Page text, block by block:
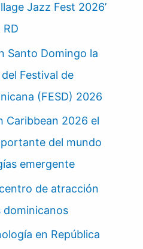
Jazz Fest 2026’
Santo Domingo la
Festival de
(FESD) 2026
Caribbean 2026 el
del mundo
emergente
de atracción
en República